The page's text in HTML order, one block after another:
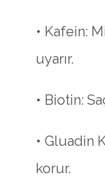
• Kafein:
uyarır.
• Biotin:
• Gluadin
korur.